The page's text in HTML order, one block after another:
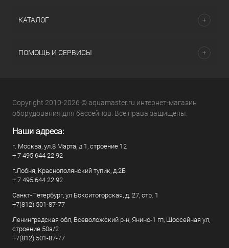
КАТАЛОГ
ПОМОЩЬ И СЕРВИСЫ
Copyright 2010-2026 © aquamaster.ru интернет-магазин
оборудования для бассейнов. Все права защищены.
Наши адреса:
г. Москва, ул.8 Марта, д.1, строение 12
+ 7 495 644 22 92
г.Лобня, Краснополянский тупик, д.2Б
+ 7 495 644 22 92
Санкт-Петербург, ул Бокситогорская, д. 27, стр. 1
+7(812) 501-87-77
Ленинградская обл, Всеволожский р-н, Янино-1 гп, Шоссейная ул,
строение 50а/2
+7(812) 501-87-77